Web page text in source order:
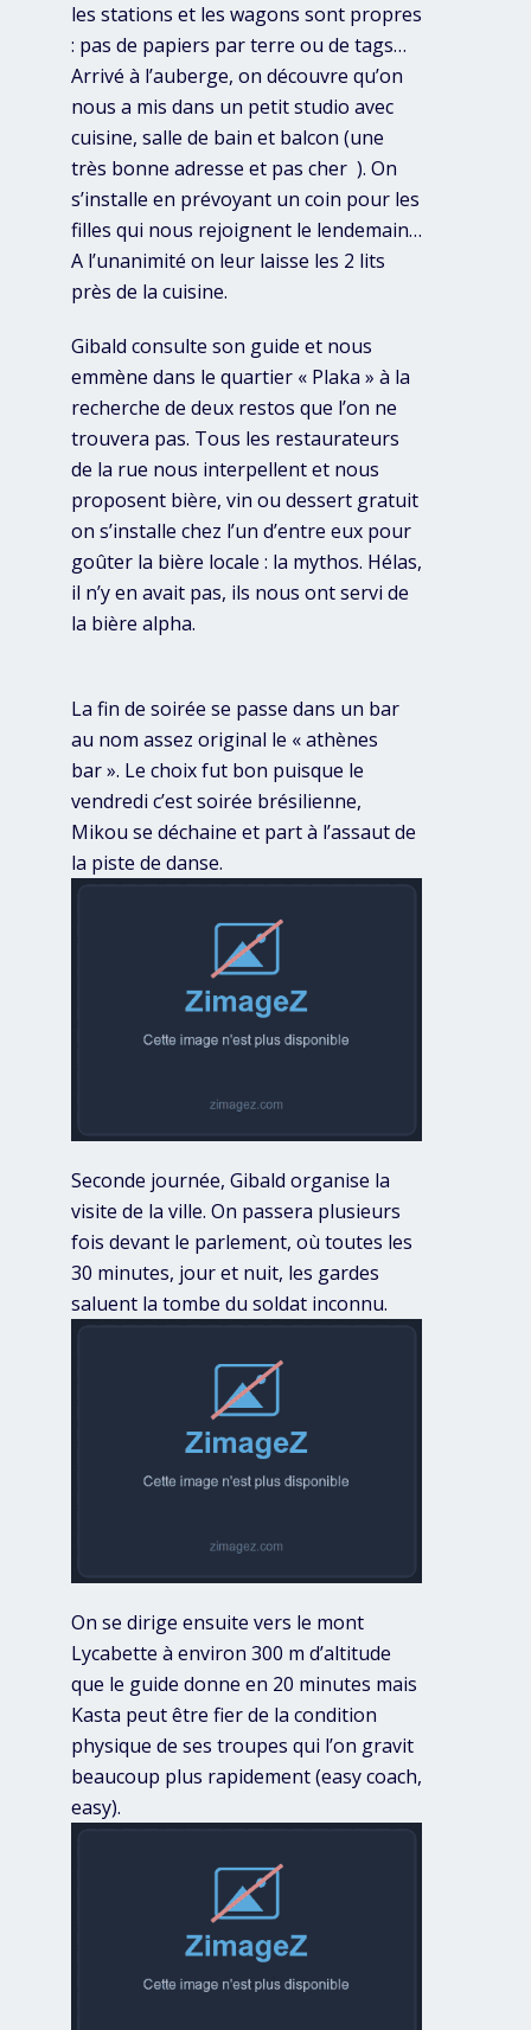
les stations et les wagons sont propres
: pas de papiers par terre ou de tags…
Arrivé à l’auberge, on découvre qu’on
nous a mis dans un petit studio avec
cuisine, salle de bain et balcon (une
très bonne adresse et pas cher ). On
s’installe en prévoyant un coin pour les
filles qui nous rejoignent le lendemain…
A l’unanimité on leur laisse les 2 lits
près de la cuisine.
Gibald consulte son guide et nous
emmène dans le quartier « Plaka » à la
recherche de deux restos que l’on ne
trouvera pas. Tous les restaurateurs
de la rue nous interpellent et nous
proposent bière, vin ou dessert gratuit
on s’installe chez l’un d’entre eux pour
goûter la bière locale : la mythos. Hélas,
il n’y en avait pas, ils nous ont servi de
la bière alpha.
La fin de soirée se passe dans un bar
au nom assez original le « athènes
bar ». Le choix fut bon puisque le
vendredi c’est soirée brésilienne,
Mikou se déchaine et part à l’assaut de
la piste de danse.
Seconde journée, Gibald organise la
visite de la ville. On passera plusieurs
fois devant le parlement, où toutes les
30 minutes, jour et nuit, les gardes
saluent la tombe du soldat inconnu.
On se dirige ensuite vers le mont
Lycabette à environ 300 m d’altitude
que le guide donne en 20 minutes mais
Kasta peut être fier de la condition
physique de ses troupes qui l’on gravit
beaucoup plus rapidement (easy coach,
easy).